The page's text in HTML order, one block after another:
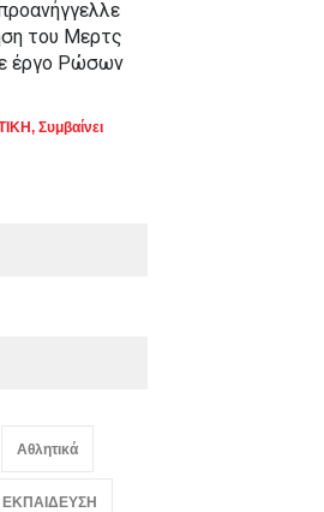
του Μερτς
έργο Ρώσων
, Συμβαίνει
Αθλητικά
ΕΚΠΑΙΔΕΥΣΗ